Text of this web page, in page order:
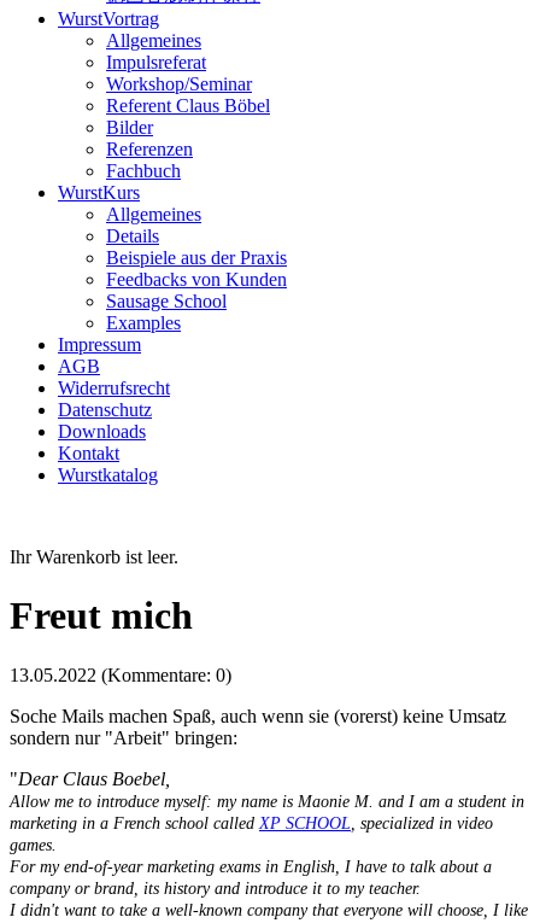
WurstVortrag
Allgemeines
Impulsreferat
Workshop/Seminar
Referent Claus Böbel
Bilder
Referenzen
Fachbuch
WurstKurs
Allgemeines
Details
Beispiele aus der Praxis
Feedbacks von Kunden
Sausage School
Examples
Impressum
AGB
Widerrufsrecht
Datenschutz
Downloads
Kontakt
Wurstkatalog
Ihr Warenkorb ist leer.
Freut mich
13.05.2022 (Kommentare: 0)
Soche Mails machen Spaß, auch wenn sie (vorerst) keine Umsatz
sondern nur "Arbeit" bringen:
"Dear Claus Boebel,
Allow me to introduce myself: my name is Maonie M. and I am a student in
marketing in a French school called XP SCHOOL , specialized in video
games.
For my end-of-year marketing exams in English, I have to talk about a
company or brand, its history and introduce it to my teacher.
I didn't want to take a well-known company that everyone will choose, I like